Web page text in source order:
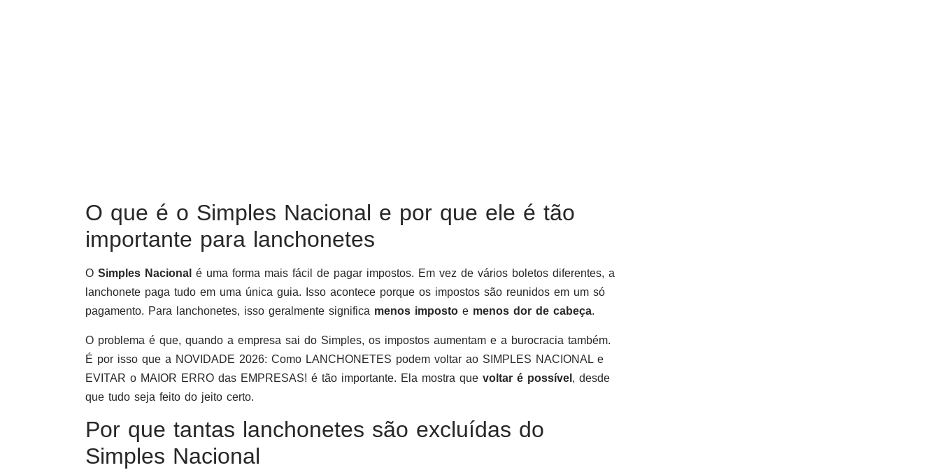
O que é o Simples Nacional e por que ele é tão
importante para lanchonetes
O Simples Nacional é uma forma mais fácil de pagar impostos. Em vez de vários boletos diferentes, a
lanchonete paga tudo em uma única guia. Isso acontece porque os impostos são reunidos em um só
pagamento. Para lanchonetes, isso geralmente significa menos imposto e menos dor de cabeça.
O problema é que, quando a empresa sai do Simples, os impostos aumentam e a burocracia também.
É por isso que a NOVIDADE 2026: Como LANCHONETES podem voltar ao SIMPLES NACIONAL e
EVITAR o MAIOR ERRO das EMPRESAS! é tão importante. Ela mostra que voltar é possível , desde
que tudo seja feito do jeito certo.
Por que tantas lanchonetes são excluídas do
Simples Nacional